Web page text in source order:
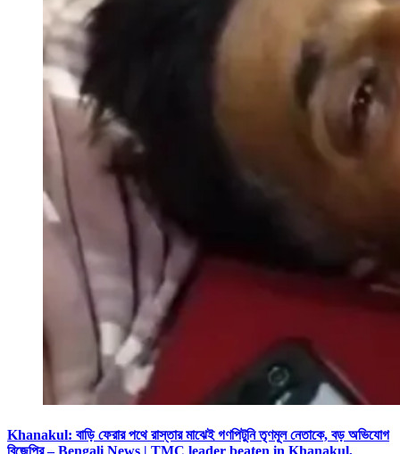
Khanakul: বাড়ি ফেরার পথে রাস্তার মাঝেই গণপিটুনি তৃণমূল নেতাকে, বড় অভিযোগ
বিজেপির – Bengali News | TMC leader beaten in Khanakul,